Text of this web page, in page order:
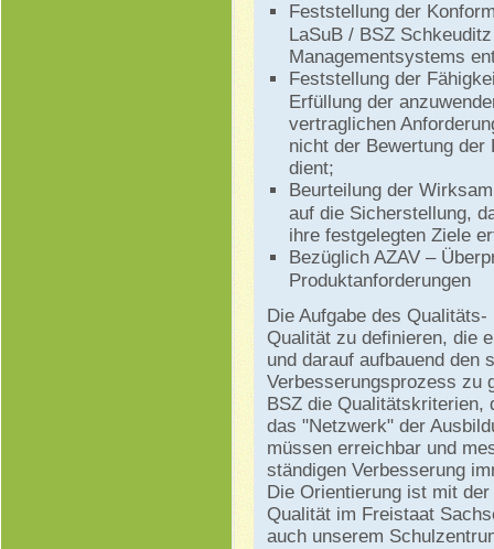
Feststellung der
LaSuB / BSZ
Managementsystems
Feststellung der
Erfüllung der
vertraglichen
nicht der Bewertung der
dient;
Beurteilung der
auf die Sicherstellung,
ihre festgelegten Ziele
Bezüglich AZAV –
Produktanforderungen
Die Aufgabe des
Qualität zu definieren, die
und darauf aufbauend den
Verbesserungsprozess zu
BSZ die Qualitätskriterien,
das "Netzwerk" der
müssen erreichbar und
ständigen Verbesserung
Die Orientierung ist mit
Qualität im Freistaat
auch unserem